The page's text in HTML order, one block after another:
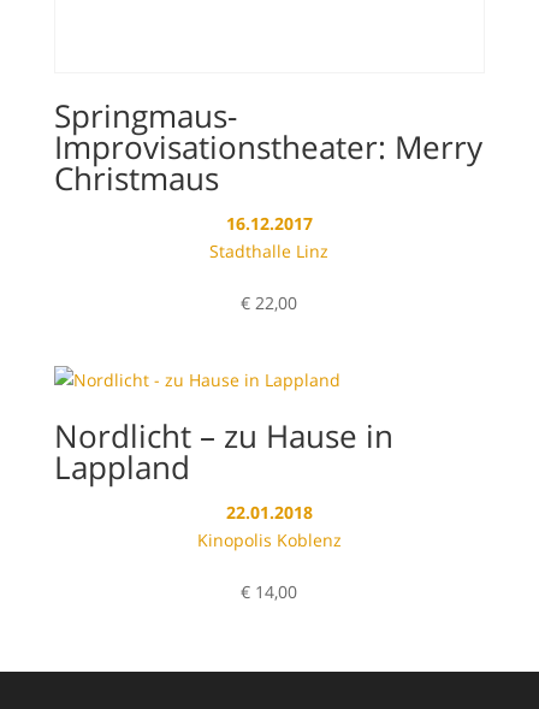
Springmaus-
Improvisationstheater: Merry
Christmaus
16.12.2017
Stadthalle Linz
€ 22,00
Nordlicht – zu Hause in
Lappland
22.01.2018
Kinopolis Koblenz
€ 14,00